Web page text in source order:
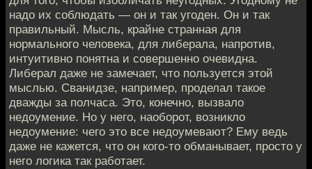
надо их соблюдать — он и так угоден. Он и так
правильный. Мысль, крайне странная для
нормального человека, для либерала, напротив,
интуитивно понятна и совершенно очевидна.
Либерал даже не замечает, что пользуется этой
мыслью. Сванидзе, например, проделал такое
дважды за полчаса. Это, конечно, вызвало
недоумение. Но у него, наоборот, возникло
недоумение: чего это все недоумевают? Ему ведь
даже не кажется, что он кого-то обманывает, просто у
него логика так работает.